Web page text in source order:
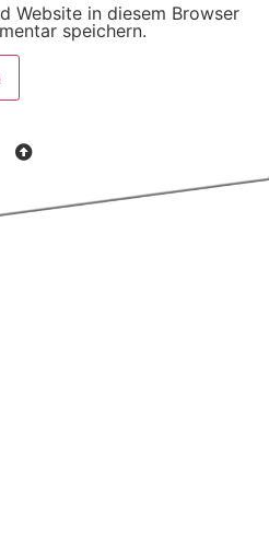
Website in diesem Browser
speichern.